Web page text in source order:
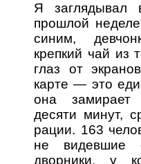
Я заглядывал
прошлой
синим,
крепкий чай из
глаз от
карте — это
она
десяти минут,
рации. 163
не видевшие
дворники, у